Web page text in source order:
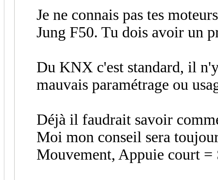
Je ne connais pas tes
Jung F50. Tu dois avoir un
Du KNX c'est standard, il
mauvais paramétrage ou
Déjà il faudrait savoir
Moi mon conseil sera
Mouvement, Appuie court =